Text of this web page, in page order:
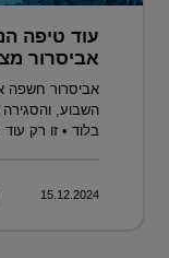
עוד טיפה
אביסרור
אביסרור חשפה
השבוע,
בלוד • זו רק
15.12.2024